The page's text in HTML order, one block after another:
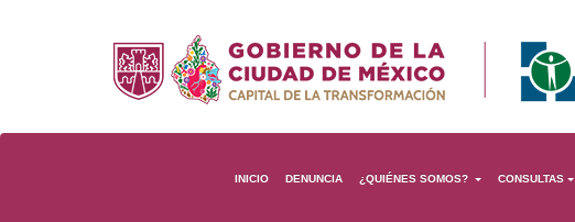
INICIO DENUNCIA ¿QUIÉNES SOMOS? CONSULTAS